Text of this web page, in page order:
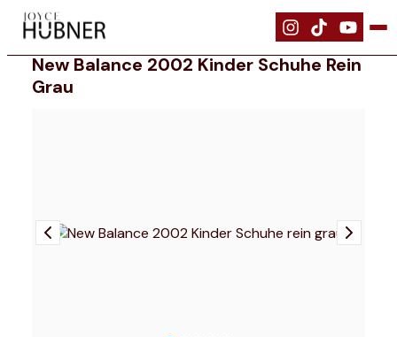
| Schuhe | New Balance 2002 Kinder Schuhe rein grau
New Balance 2002 Kinder Schuhe Rein
Grau